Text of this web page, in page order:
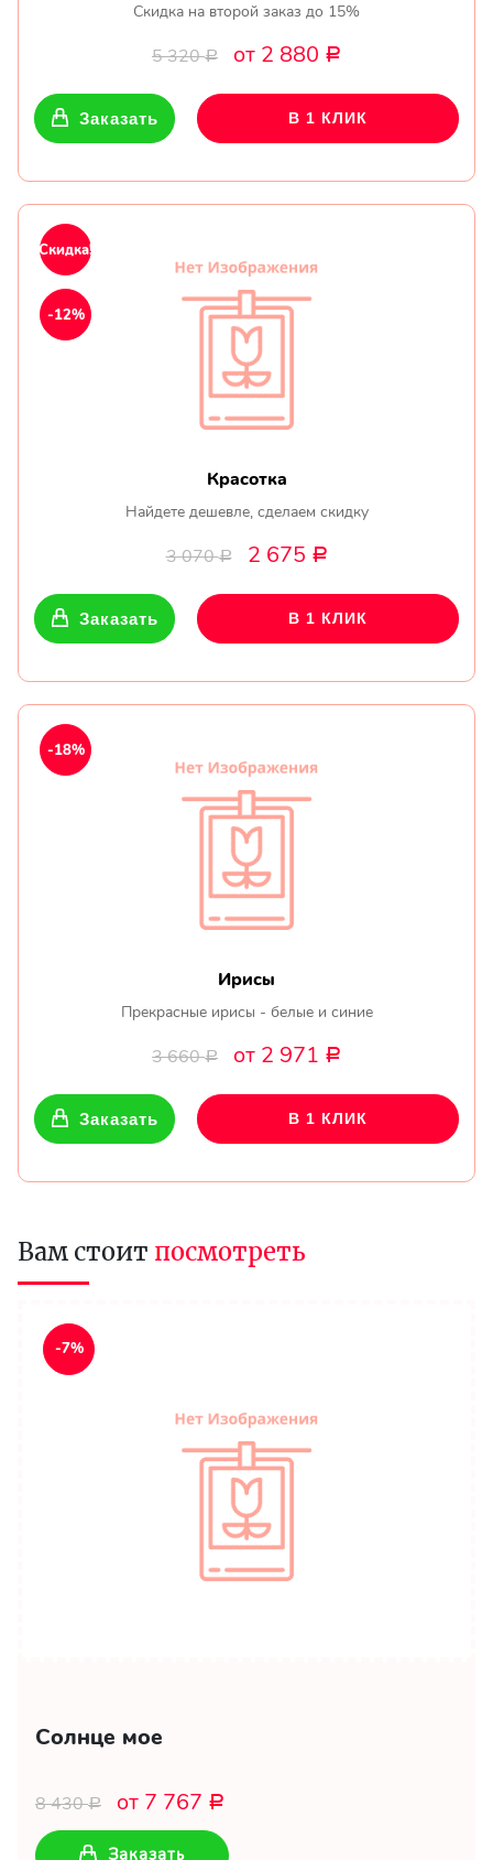
Скидка на второй заказ до 15%
5 320Р от 2 880 Р
Заказать В 1 КЛИК
Красотка
Найдете дешевле, сделаем скидку
3 070Р 2 675 Р
Скидка!
-12%
Заказать В 1 КЛИК
Ирисы
Прекрасные ирисы - белые и синие
3 660Р от 2 971 Р
-18%
Заказать В 1 КЛИК
Вам стоит посмотреть
-7%
Солнце мое
8 430Р от 7 767 Р
Заказать